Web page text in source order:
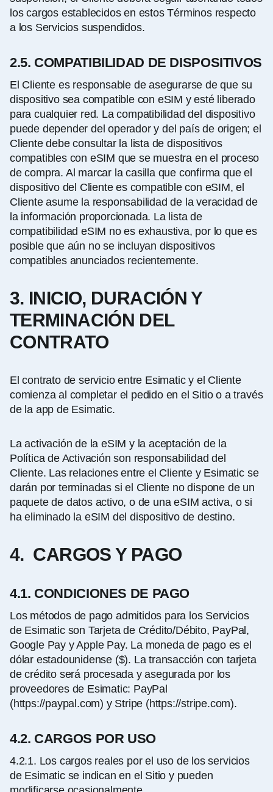
los cargos establecidos en estos Términos respecto
a los Servicios suspendidos.
2.5. COMPATIBILIDAD DE DISPOSITIVOS
El Cliente es responsable de asegurarse de que su
dispositivo sea compatible con eSIM y esté liberado
para cualquier red. La compatibilidad del dispositivo
puede depender del operador y del país de origen; el
Cliente debe consultar la lista de dispositivos
compatibles con eSIM que se muestra en el proceso
de compra. Al marcar la casilla que confirma que el
dispositivo del Cliente es compatible con eSIM, el
Cliente asume la responsabilidad de la veracidad de
la información proporcionada. La lista de
compatibilidad eSIM no es exhaustiva, por lo que es
posible que aún no se incluyan dispositivos
compatibles anunciados recientemente.
3. INICIO, DURACIÓN Y
TERMINACIÓN DEL
CONTRATO
El contrato de servicio entre Esimatic y el Cliente
comienza al completar el pedido en el Sitio o a través
de la app de Esimatic.
La activación de la eSIM y la aceptación de la
Política de Activación son responsabilidad del
Cliente. Las relaciones entre el Cliente y Esimatic se
darán por terminadas si el Cliente no dispone de un
paquete de datos activo, o de una eSIM activa, o si
ha eliminado la eSIM del dispositivo de destino.
4. CARGOS Y PAGO
4.1. CONDICIONES DE PAGO
Los métodos de pago admitidos para los Servicios
de Esimatic son Tarjeta de Crédito/Débito, PayPal,
Google Pay y Apple Pay. La moneda de pago es el
dólar estadounidense ($). La transacción con tarjeta
de crédito será procesada y asegurada por los
proveedores de Esimatic: PayPal
(https://paypal.com) y Stripe (https://stripe.com).
4.2. CARGOS POR USO
4.2.1. Los cargos reales por el uso de los servicios
de Esimatic se indican en el Sitio y pueden